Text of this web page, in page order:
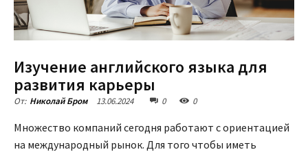
Изучение английского языка для
развития карьеры
От: Николай Бром 13.06.2024 0 0
Множество компаний сегодня работают с ориентацией
на международный рынок. Для того чтобы иметь